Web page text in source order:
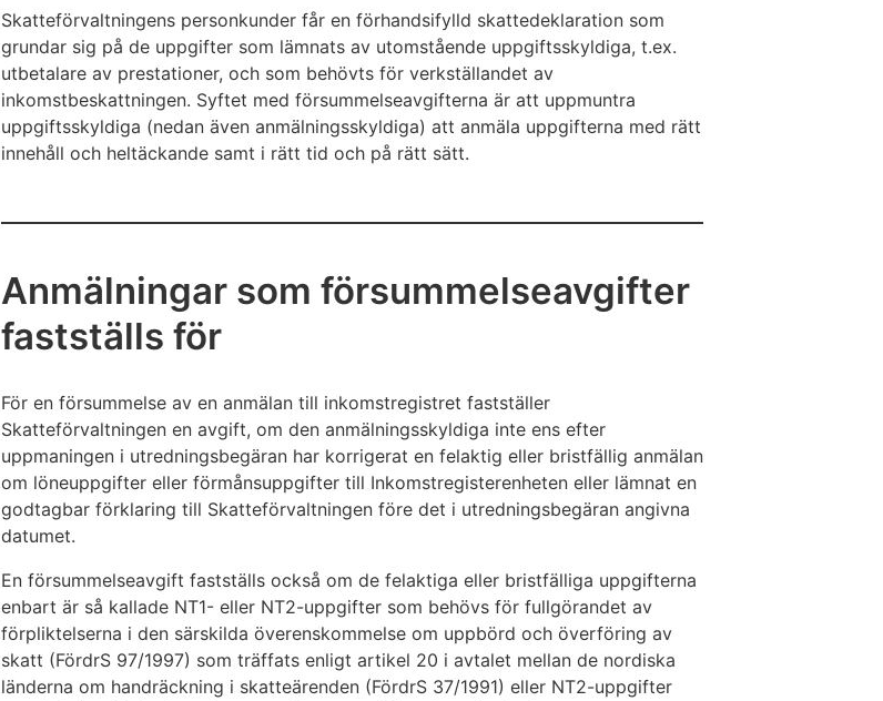
Skatteförvaltningens personkunder får en förhandsifylld skattedeklaration som
grundar sig på de uppgifter som lämnats av utomstående uppgiftsskyldiga, t.ex.
utbetalare av prestationer, och som behövts för verkställandet av
inkomstbeskattningen. Syftet med försummelseavgifterna är att uppmuntra
uppgiftsskyldiga (nedan även anmälningsskyldiga) att anmäla uppgifterna med rätt
innehåll och heltäckande samt i rätt tid och på rätt sätt.
Anmälningar som försummelseavgifter
fastställs för
För en försummelse av en anmälan till inkomstregistret fastställer
Skatteförvaltningen en avgift, om den anmälningsskyldiga inte ens efter
uppmaningen i utredningsbegäran har korrigerat en felaktig eller bristfällig anmälan
om löneuppgifter eller förmånsuppgifter till Inkomstregisterenheten eller lämnat en
godtagbar förklaring till Skatteförvaltningen före det i utredningsbegäran angivna
datumet.
En försummelseavgift fastställs också om de felaktiga eller bristfälliga uppgifterna
enbart är så kallade NT1- eller NT2-uppgifter som behövs för fullgörandet av
förpliktelserna i den särskilda överenskommelse om uppbörd och överföring av
skatt (FördrS 97/1997) som träffats enligt artikel 20 i avtalet mellan de nordiska
länderna om handräckning i skatteärenden (FördrS 37/1991) eller NT2-uppgifter